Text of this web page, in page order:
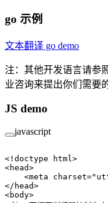
go 示例
文本翻译 go demo
注：其他开发语言请参
业咨询来提出你们需要的
JS demo
javascript
<! doctype html>
<head>
    <
meta charset=
</ head>
<body>